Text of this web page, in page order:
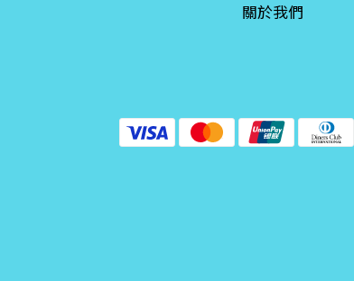
關於我們